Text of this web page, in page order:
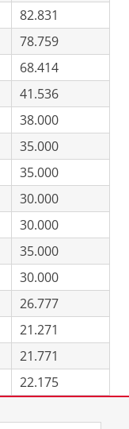
82.831
78.759
68.414
41.536
38.000
35.000
35.000
30.000
30.000
35.000
30.000
26.777
21.271
21.771
22.175